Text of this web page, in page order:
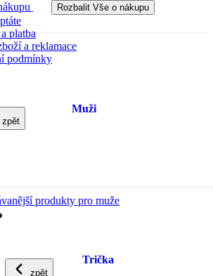
Rozbalit Vše o nákupu
platba
a reklamace
podmínky
zpět
Muži
produkty pro muže
zpět
Trička